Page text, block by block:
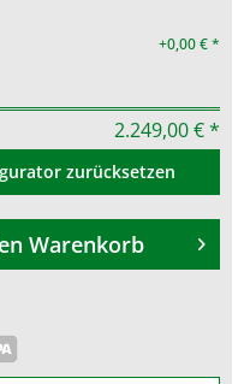
+0,00 € *
2.249,00 € *
zurücksetzen
Warenkorb